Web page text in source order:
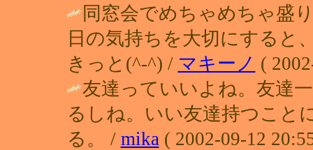
同窓会でめちゃめちゃ盛
日の気持ちを大切にすると
きっと(^-^) / マキーノ (
友達っていいよね。友達
るしね。いい友達持つこと
る。 / mika ( 2002-09-12